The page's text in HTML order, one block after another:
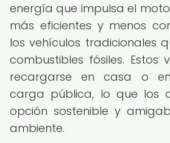
energía que impulsa el
más eficientes y menos
los vehículos tradicionales
combustibles fósiles. Estos
recargarse en casa o
carga pública, lo que los
opción sostenible y
ambiente.